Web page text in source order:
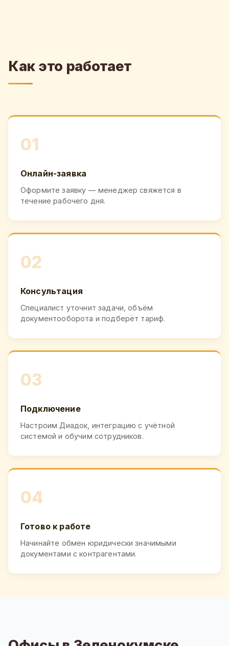
Как это работает
01
Онлайн-заявка
Оформите заявку — менеджер свяжется в
течение рабочего дня.
02
Консультация
Специалист уточнит задачи, объём
документооборота и подберёт тариф.
03
Подключение
Настроим Диадок, интеграцию с учётной
системой и обучим сотрудников.
04
Готово к работе
Начинайте обмен юридически значимыми
документами с контрагентами.